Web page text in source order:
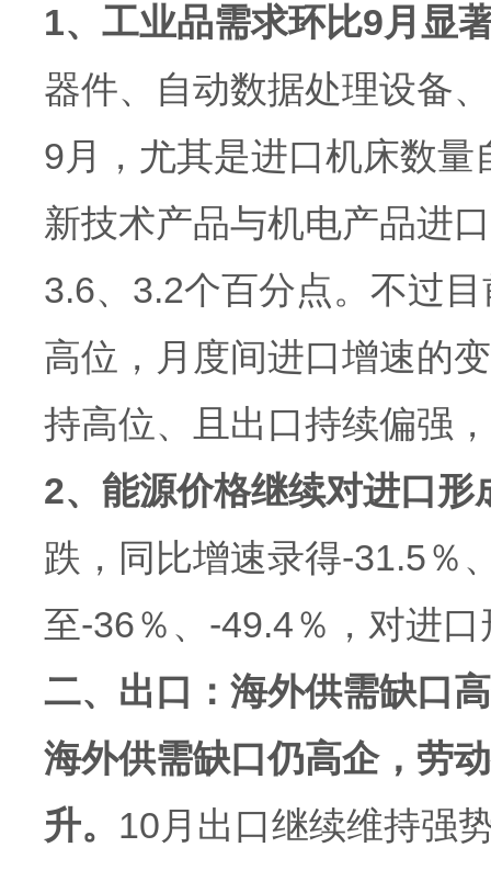
1、工业品需求环比9月显
器件、自动数据处理设备
9月，尤其是进口机床数
新技术产品与机电产品进
3.6、3.2个百分点。不过
高位，月度间进口增速的
持高位、且出口持续偏强
2、能源价格继续对进口形
跌，同比增速录得-31.5％
至-36％、-49.4％，对进
二、出口：海外供需缺口
海外供需缺口仍高企，劳
升。 10月出口继续维持强